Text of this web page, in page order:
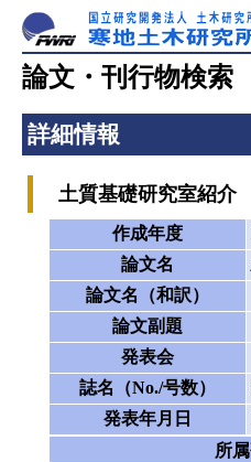
論文・刊行物検索
詳細情報
土質基礎研究室紹介
作成年度
論文名
論文名（和訳）
論文副題
発表会
誌名（No./号数）
発表年月日
所